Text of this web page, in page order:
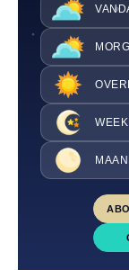
WEEK